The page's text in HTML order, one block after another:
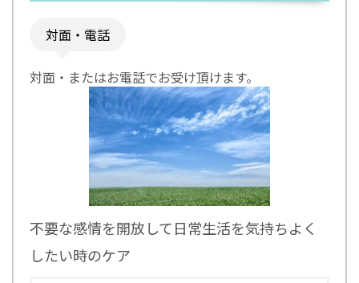
対面・電話
対面・またはお電話でお受け頂けます。
不要な感情を開放して日常生活を気持ちよく
したい時のケア